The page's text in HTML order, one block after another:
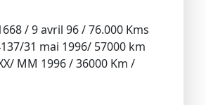
/ 9 avril 96 / 76.000 Kms
31 mai 1996/ 57000 km
MM 1996 / 36000 Km /